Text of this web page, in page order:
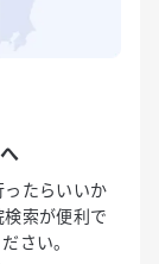
ったらいいか
索が便利で
さい。